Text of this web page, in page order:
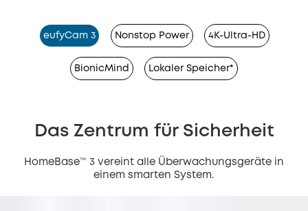
eufyCam 3 Nonstop Power 4K-Ultra-HD
BionicMind Lokaler Speicher*
Das Zentrum für Sicherheit
HomeBase™ 3 vereint alle Überwachungsgeräte in
einem smarten System.